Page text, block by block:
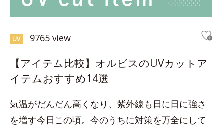
UV 9765 view
【アイテム比較】オルビスのUVカットア
イテムおすすめ14選
気温がだんだん高くなり、紫外線も日に日に強さ
を増す今日この頃。今のうちに対策を万全にして